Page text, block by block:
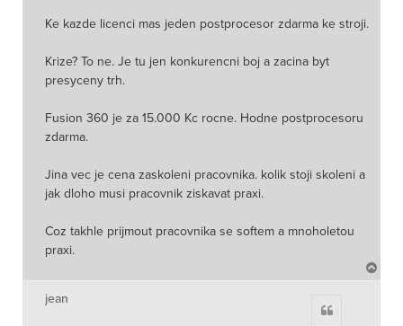
Ke kazde licenci mas jeden postprocesor zdarma ke stroji.
Krize? To ne. Je tu jen konkurencni boj a zacina byt
presyceny trh.
Fusion 360 je za 15.000 Kc rocne. Hodne postprocesoru
zdarma.
Jina vec je cena zaskoleni pracovnika. kolik stoji skoleni a
jak dloho musi pracovnik ziskavat praxi.
Coz takhle prijmout pracovnika se softem a mnoholetou
praxi.
a
jean